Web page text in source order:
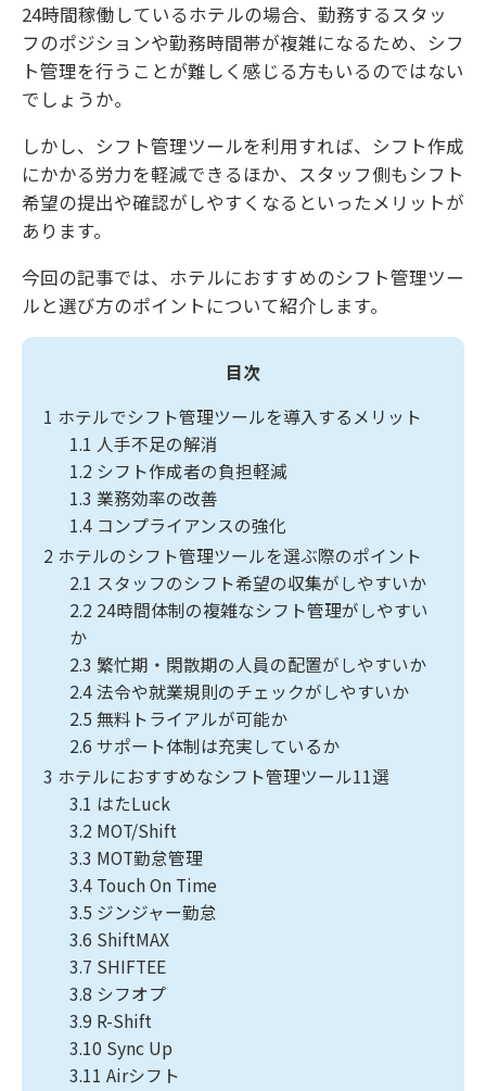
24時間稼働しているホテルの場合、勤務するスタッ
フのポジションや勤務時間帯が複雑になるため、シフ
ト管理を行うことが難しく感じる方もいるのではない
でしょうか。
しかし、シフト管理ツールを利用すれば、シフト作成
にかかる労力を軽減できるほか、スタッフ側もシフト
希望の提出や確認がしやすくなるといったメリットが
あります。
今回の記事では、ホテルにおすすめのシフト管理ツー
ルと選び方のポイントについて紹介します。
目次
1 ホテルでシフト管理ツールを導入するメリット
1.1 人手不足の解消
1.2シフト作成者の負担軽減
1.3 業務効率の改善
1.4コンプライアンスの強化
2 ホテルのシフト管理ツールを選ぶ際のポイント
2.1 スタッフのシフト希望の収集がしやすいか
2.224時間体制の複雑なシフト管理がしやすい
か
2.3 繁忙期・閑散期の人員の配置がしやすいか
2.4法令や就業規則のチェックがしやすいか
2.5 無料トライアルが可能か
2.6 サポート体制は充実しているか
3 ホテルにおすすめなシフト管理ツール11選
3.1 はたLuck
3.2MOT/Shift
3.3 MOT勤怠管理
3.4Touch On Time
3.5 ジンジャー勤怠
3.6 ShiftMAX
3.7 SHIFTEE
3.8 シフオプ
3.9R-Shift
3.10 Sync Up
3.11 Airシフト